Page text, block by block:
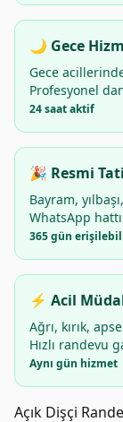
🌙 Gece
Gece
Profesyonel
24 saat aktif
🎉 Resmi
Bayram,
WhatsApp
365 gün
⚡ Acil
Ağrı, kırık,
Hızlı randevu
Aynı gün hizmet
Açık Dişçi